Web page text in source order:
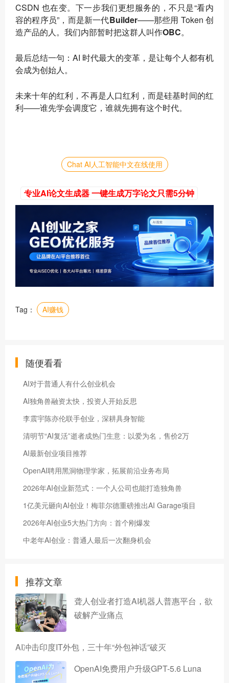
CSDN 也在变。下一步我们更想服务的，不只是“看内
容的程序员”，而是新一代Builder——那些用 Token 创
造产品的人。我们内部暂时把这群人叫作OBC。
最后总结一句：AI 时代最大的变革，是让每个人都有机
会成为创始人。
未来十年的红利，不再是人口红利，而是硅基时间的红
利——谁先学会调度它，谁就先拥有这个时代。
Chat AI人工智能中文在线使用
专业AI论文生成器 一键生成万字论文只需5分钟
Tag： AI赚钱
随便看看
AI对于普通人有什么创业机会
AI独角兽融资太快，投资人开始反思
李震宇陈亦伦联手创业，深耕具身智能
清明节“AI复活”逝者成热门生意：以爱为名，售价2万
AI最新创业项目推荐
OpenAI聘用黑洞物理学家，拓展前沿业务布局
2026年AI创业新范式：一个人公司也能打造独角兽
1亿美元砸向AI创业！梅菲尔德重磅推出AI Garage项目
2026年AI创业5大热门方向：首个刚爆发
中老年AI创业：普通人最后一次翻身机会
推荐文章
聋人创业者打造AI机器人普惠平台，欲
破解产业痛点
AI冲击印度IT外包，三十年“外包神话”破灭
OpenAI免费用户升级GPT-5.6 Luna